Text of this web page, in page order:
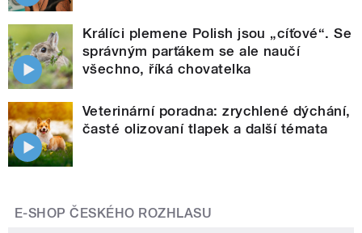
Králíci plemene Polish jsou „cíťové“. Se
správným parťákem se ale naučí
všechno, říká chovatelka
Veterinární poradna: zrychlené dýchání,
časté olizovaní tlapek a další témata
E-SHOP ČESKÉHO ROZHLASU